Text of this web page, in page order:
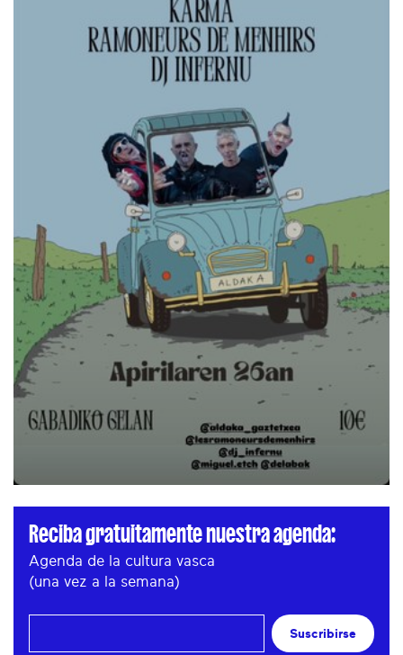
Reciba gratuitamente nuestra agenda:
Agenda de la cultura vasca
(una vez a la semana)
Suscribirse